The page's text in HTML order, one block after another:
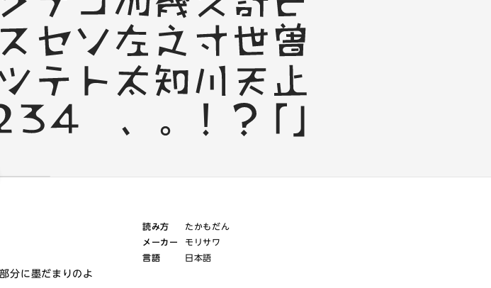
分に墨だまりのよ
読み方
たかもだん
メーカー
モリサワ
言語
日本語